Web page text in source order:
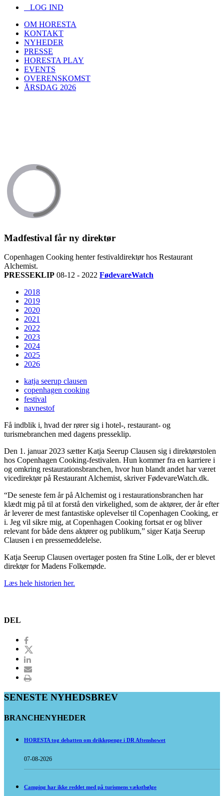
LOG IND
OM HORESTA
KONTAKT
NYHEDER
PRESSE
HORESTA PLAY
EVENTS
OVERENSKOMST
ÅRSDAG 2026
Madfestival får ny direktør
Copenhagen Cooking henter festivaldirektør hos Restaurant
Alchemist.
PRESSEKLIP 08-12 - 2022 FødevareWatch
2018
2019
2020
2021
2022
2023
2024
2025
2026
katja seerup clausen
copenhagen cooking
festival
navnestof
Få indblik i, hvad der rører sig i hotel-, restaurant- og
turismebranchen med dagens presseklip.
Den 1. januar 2023 sætter Katja Seerup Clausen sig i direktørstolen
hos Copenhagen Cooking-festivalen. Hun kommer fra en karriere i
og omkring restaurationsbranchen, hvor hun blandt andet har været
vicedirektør på Restaurant Alchemist, skriver FødevareWatch.dk.
“De seneste fem år på Alchemist og i restaurationsbranchen har
klædt mig på til at forstå den virkelighed, som de aktører, der år efter
år leverer de mest fantastiske oplevelser til Copenhagen Cooking, er
i. Jeg vil sikre mig, at Copenhagen Cooking fortsat er og bliver
relevant for både dens aktører og publikum,” siger Katja Seerup
Clausen i en pressemeddelelse.
Katja Seerup Clausen overtager posten fra Stine Lolk, der er blevet
direktør for Madens Folkemøde.
Læs hele historien her.
DEL
SENESTE NYHEDSBREV
BRANCHENYHEDER
HORESTA tog debatten om drikkepenge i DR Aftenshowet
07-08-2026
Camping har ikke reddet med på turismens vækstbølge